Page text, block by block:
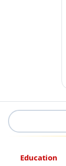
Education